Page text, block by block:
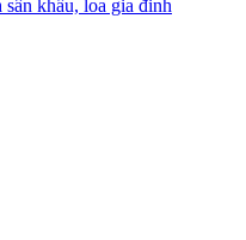
khấu, loa gia đinh